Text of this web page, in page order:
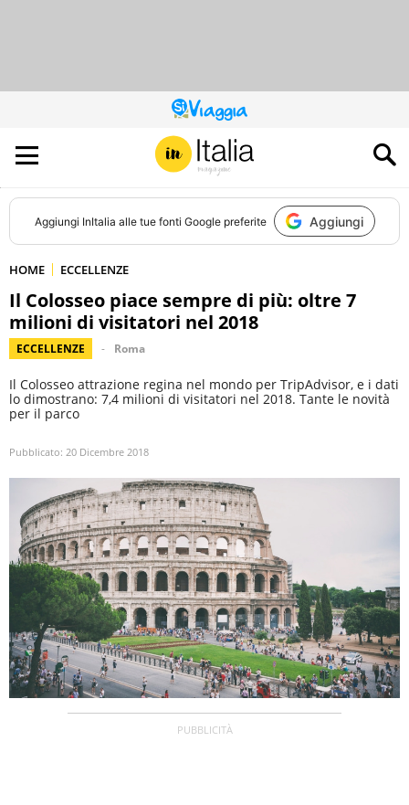
QUESTO
SITO
CONTRIBUISCE
ALL’AUDIENCE
DI
Aggiungi InItalia alle tue fonti Google preferite Aggiungi
HOME ECCELLENZE
Il Colosseo piace sempre di più: oltre 7
milioni di visitatori nel 2018
ECCELLENZE Roma
Il Colosseo attrazione regina nel mondo per TripAdvisor, e i dati
lo dimostrano: 7,4 milioni di visitatori nel 2018. Tante le novità
per il parco
Pubblicato: 20 Dicembre 2018